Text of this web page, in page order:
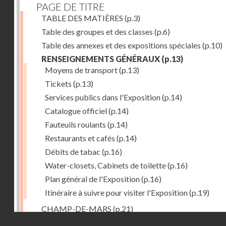
PAGE DE TITRE
TABLE DES MATIÈRES (p.3)
Table des groupes et des classes (p.6)
Table des annexes et des expositions spéciales (p.10)
RENSEIGNEMENTS GÉNÉRAUX (p.13)
Moyens de transport(p.13)
Tickets (p.13)
Services publics dans l'Exposition(p.14)
Catalogue officiel(p.14)
Fauteuils roulants (p.14)
Restaurants et cafés (p.14)
Débits de tabac (p.16)
Water-closets, Cabinets de toilette(p.16)
Plan général de l'Exposition(p.16)
Itinéraire à suivre pour visiter l'Exposition(p.19)
CHAMP-DE-MARS (p.21)